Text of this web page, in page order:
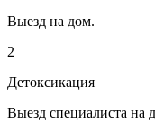
Выезд на дом.
2
Детоксикация
Выезд специалиста на